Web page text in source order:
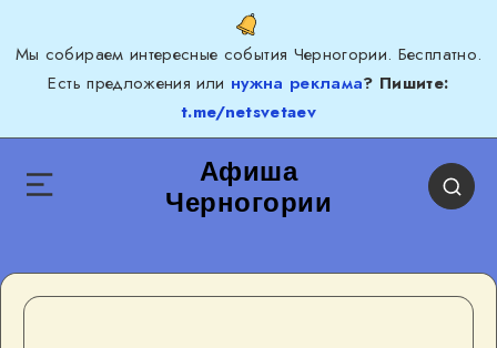
Мы собираем интересные события Черногории. Бесплатно.
Есть предложения или нужна реклама? Пишите:
t.me/netsvetaev
Афиша
Черногории